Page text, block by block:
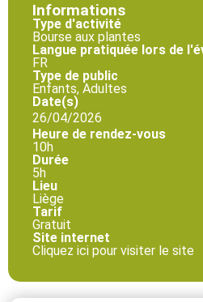
Informations
Type d'activité
Bourse aux plantes
Langue pratiquée lors de
FR
Type de public
Enfants, Adultes
Date(s)
26/04/2026
Heure de rendez-vous
10h
Durée
5h
Lieu
Liège
Tarif
Gratuit
Site internet
Cliquez ici pour visiter le site